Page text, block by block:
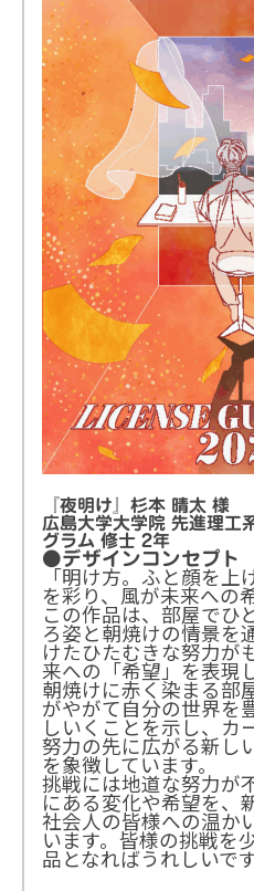
『夜明け』杉本 晴太 様
広島大学大学院 先進理工
グラム 修士 2年
●デザインコンセプト
「明け方。ふと顔を上
を彩り、風が未来への
この作品は、部屋でひ
ろ姿と朝焼けの情景を
けたひたむきな努力が
来への「希望」を表現
朝焼けに赤く染まる部
がやがて自分の世界を
しいくことを示し、カ
努力の先に広がる新し
を象徴しています。
挑戦には地道な努力が
にある変化や希望を、
社会人の皆様への温か
います。皆様の挑戦を
品となればうれしいです